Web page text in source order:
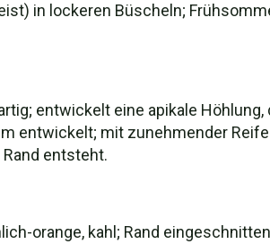
in lockeren Büscheln;
entwickelt eine apikale Höhlung,
entwickelt; mit zunehmender Reife
entsteht.
orange, kahl; Rand